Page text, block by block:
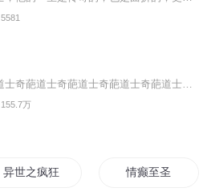
5581
155.7万
异世之疯狂的魔剑士 情癫至圣